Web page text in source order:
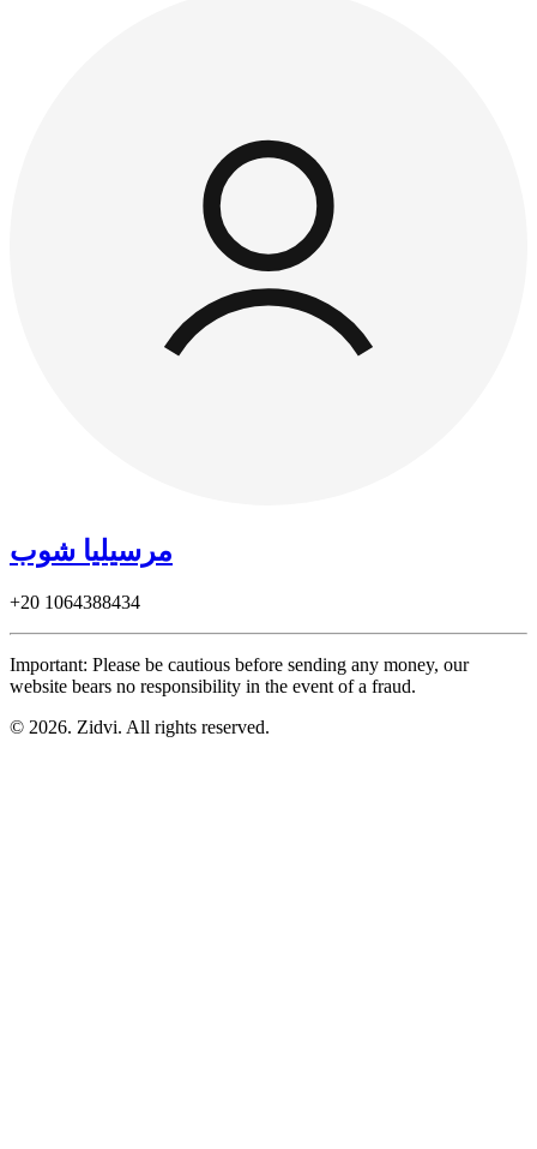
مرسيليا شوب
+20 1064388434
Important: Please be cautious before sending any money, our
website bears no responsibility in the event of a fraud.
© 2026. Zidvi. All rights reserved.